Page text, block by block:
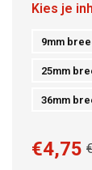
Kies je
9mm
25mm
36mm
€4,75